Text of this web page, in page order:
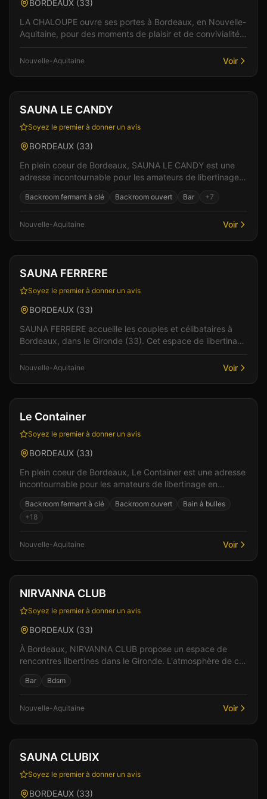
BORDEAUX (33)
LA CHALOUPE ouvre ses portes à Bordeaux, en Nouvelle-
Aquitaine, pour des moments de plaisir et de convivialité.
Nouvelle-Aquitaine Voir
Club Sauna +4
SAUNA LE CANDY
Soyez le premier à donner un avis
BORDEAUX (33)
En plein coeur de Bordeaux, SAUNA LE CANDY est une
adresse incontournable pour les amateurs de libertinage
Backroom fermant à clé Backroom ouvert Bar +7
Nouvelle-Aquitaine Voir
Club Sauna
SAUNA FERRERE
Soyez le premier à donner un avis
BORDEAUX (33)
SAUNA FERRERE accueille les couples et célibataires à
Bordeaux, dans le Gironde (33). Cet espace de libertinage
Nouvelle-Aquitaine Voir
Club Sauna +7
Le Container
Soyez le premier à donner un avis
BORDEAUX (33)
En plein coeur de Bordeaux, Le Container est une adresse
incontournable pour les amateurs de libertinage en
Backroom fermant à clé Backroom ouvert
Bain à bulles
+18
Nouvelle-Aquitaine Voir
Club Sauna +1
NIRVANNA CLUB
Soyez le premier à donner un avis
BORDEAUX (33)
À Bordeaux, NIRVANNA CLUB propose un espace de
rencontres libertines dans le Gironde. L'atmosphère de cet
Bar Bdsm
Nouvelle-Aquitaine Voir
Club Sauna +4
SAUNA CLUBIX
Soyez le premier à donner un avis
BORDEAUX (33)